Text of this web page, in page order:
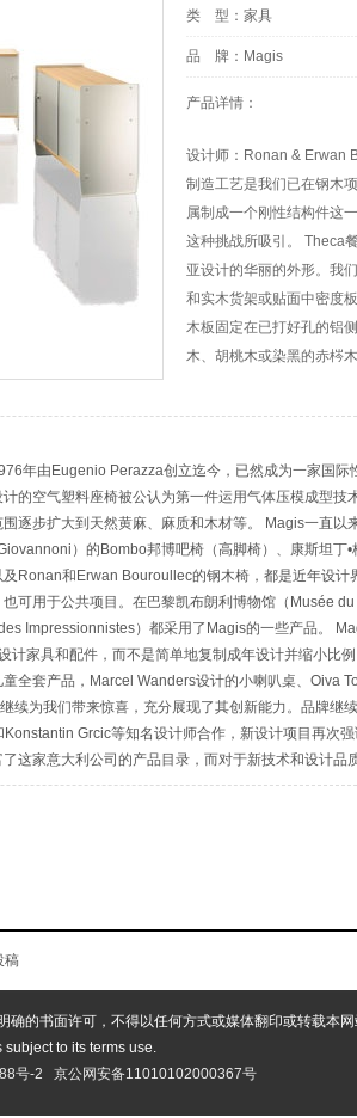
类 型： 家具
品 牌： Magis
产品详情：
设计师：Ronan & Erwan
制造工艺是我们已在钢木
属制成一个刚性结构件这
这种挑战所吸引。 Theca
亚设计的华丽的外形。我
和实木货架或贴面中密度
木板固定在已打好孔的铝
木、胡桃木或染黑的赤梣木
年由Eugenio Perazza创立迄今，已然成为一家国
计的空气塑料座椅被公认为第一件运用气体压模成型
围逐步扩大到天然黄麻、麻质和木材等。 Magis一直
）的Bombo邦博吧椅（高脚椅）、康斯坦
及Ronan和Erwan Bouroullec的钢木椅，都是近年设
可用于公共项目。在巴黎凯布朗利博物馆（Musée
des Impressionnistes）都采用了Magis的一些产品。
计家具和配件，而不是简单地复制成年设计并缩小比
全套产品，Marcel Wanders设计的小喇叭桌、Oiva
续为我们带来惊喜，充分展现了其创新能力。品牌
Grcic等知名设计师合作，新设计项目再次
这家意大利公司的产品目录，而对于新技术和设计品
稿
确的书面许可，不得以任何方式或媒体翻印或转载本
subject to its terms use.
号-2
京公网安备11010102000367号